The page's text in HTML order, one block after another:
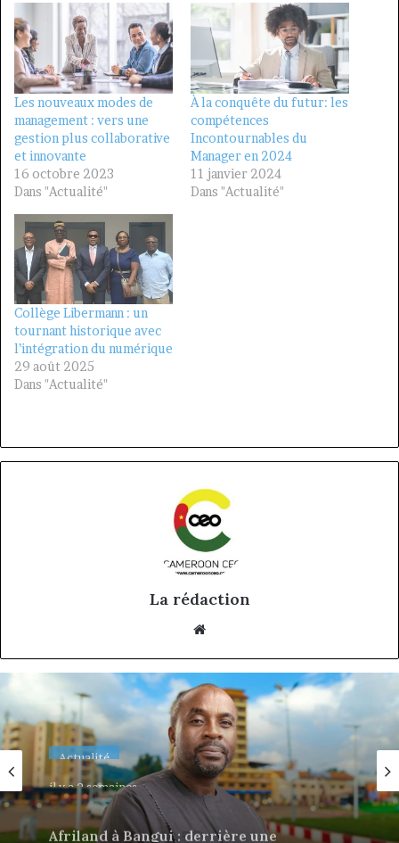
Les nouveaux modes de
management : vers une
gestion plus collaborative
et innovante
16 octobre 2023
Dans "Actualité"
À la conquête du futur: les
compétences
Incontournables du
Manager en 2024
11 janvier 2024
Dans "Actualité"
Collège Libermann : un
tournant historique avec
l’intégration du numérique
29 août 2025
Dans "Actualité"
La rédaction
Actualité
il y a 2 semaines
Afriland à Bangui : derrière une
succursale, l’émergence d’une banque-
corridor